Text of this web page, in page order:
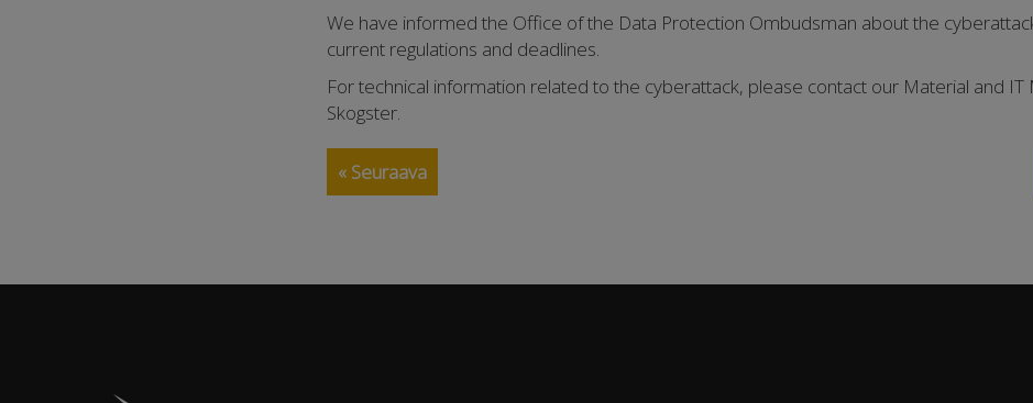
We have informed the Office of the Data Protection Ombudsman about the
current regulations and deadlines.
For technical information related to the cyberattack, please contact our Material and IT
Skogster.
« Seuraava